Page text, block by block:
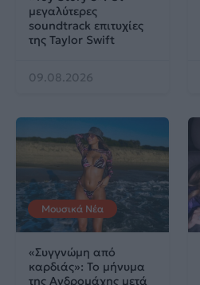
μεγαλύτερες
soundtrack επιτυχίες
της Taylor Swift
09.08.2026
Μουσικά Νέα
«Συγγνώμη από
καρδιάς»: Το μήνυμα
της Ανδρομάχης μετά